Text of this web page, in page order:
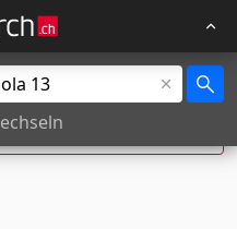
Position